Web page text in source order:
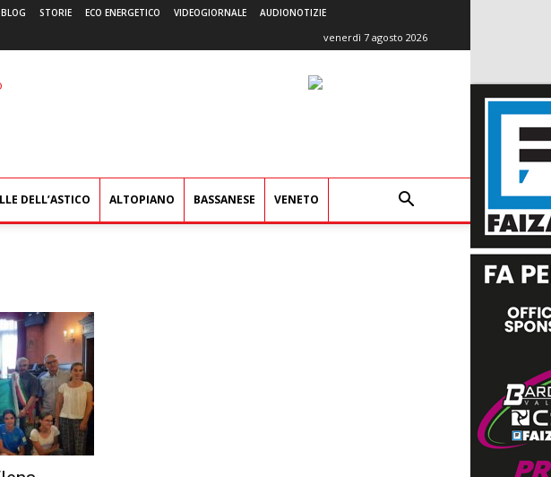
BLOG STORIE ECO ENERGETICO VIDEOGIORNALE AUDIONOTIZIE
venerdì 7 agosto 2026
DELL’ASTICO ALTOPIANO BASSANESE VENETO